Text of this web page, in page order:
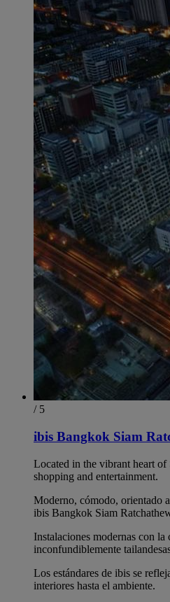
/ 5
ibis Bangkok Siam
Located in the vibrant heart
shopping and entertainment.
Moderno, cómodo, orientado
ibis Bangkok Siam
Instalaciones modernas con
inconfundiblemente
Los estándares de ibis se
interiores hasta el ambiente.